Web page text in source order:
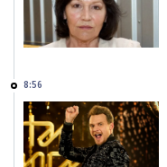
8:56